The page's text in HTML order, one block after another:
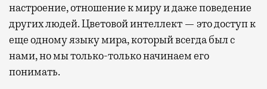
настроение, отношение к миру и даже поведение
других людей. Цветовой интеллект — это доступ к
еще одному языку мира, который всегда был с
нами, но мы только-только начинаем его
понимать.